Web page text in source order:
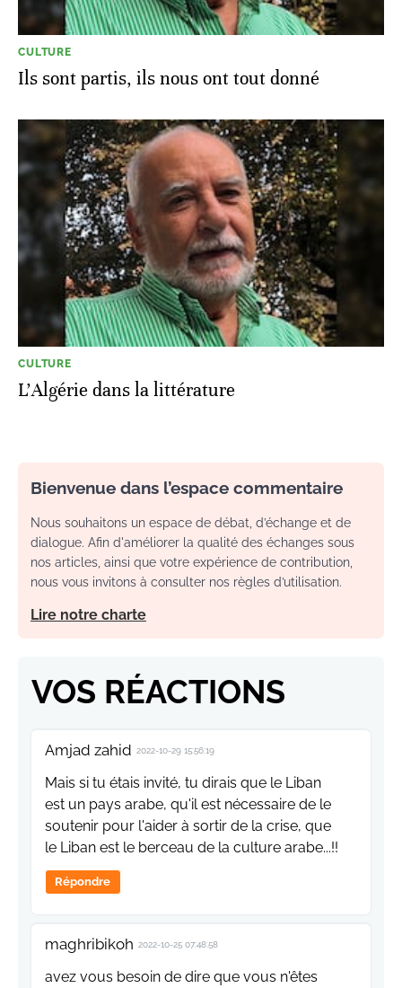
CULTURE
Ils sont partis, ils nous ont tout donné
CULTURE
L’Algérie dans la littérature
Bienvenue dans l’espace commentaire
Nous souhaitons un espace de débat, d’échange et de
dialogue. Afin d'améliorer la qualité des échanges sous
nos articles, ainsi que votre expérience de contribution,
nous vous invitons à consulter nos règles d’utilisation.
Lire notre charte
VOS RÉACTIONS
Amjad zahid 2022-10-29 15:56:19
Mais si tu étais invité, tu dirais que le Liban
est un pays arabe, qu'il est nécessaire de le
soutenir pour l'aider à sortir de la crise, que
le Liban est le berceau de la culture arabe...!!
Répondre
maghribikoh 2022-10-25 07:48:58
avez vous besoin de dire que vous n'êtes